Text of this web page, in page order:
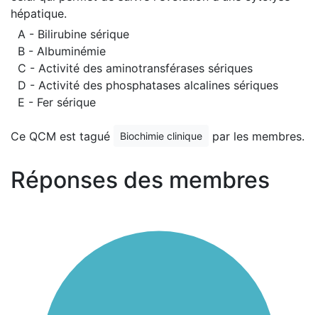
hépatique.
A - Bilirubine sérique
B - Albuminémie
C - Activité des aminotransférases sériques
D - Activité des phosphatases alcalines sériques
E - Fer sérique
Ce QCM est tagué Biochimie clinique par les membres.
Réponses des membres